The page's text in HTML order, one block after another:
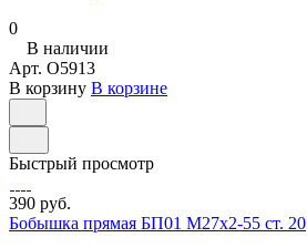
0
В наличии
Арт. O5913
В корзину В корзине
Быстрый просмотр
390 руб.
Бобышка прямая БП01 М27х2-55 ст. 20